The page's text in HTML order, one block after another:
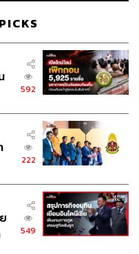
592
222
549